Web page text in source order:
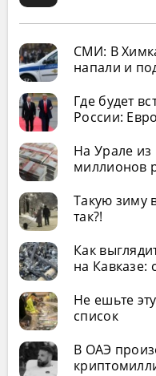
СМИ: В
напали и
Где будет
России:
На Урале
миллионов
Такую зиму
так?!
Как
на Кавказе:
Не ешьте
список
В ОАЭ